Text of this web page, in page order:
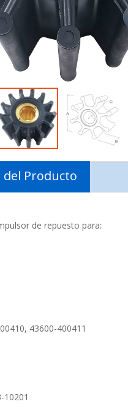
del Producto
de repuesto para:
43600-400411